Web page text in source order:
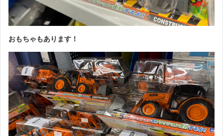
おもちゃもあります！